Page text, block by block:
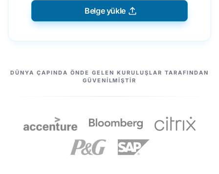
Belge yükle
ORTAKLARIMIZ
DÜNYA ÇAPINDA ÖNDE GELEN KURULUŞLAR TARAFINDAN
GÜVENILMIŞTIR